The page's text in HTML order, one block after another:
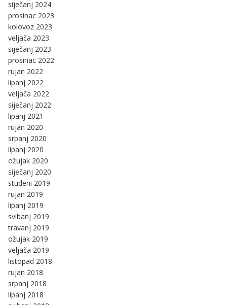
siječanj 2024
prosinac 2023
kolovoz 2023
veljača 2023
siječanj 2023
prosinac 2022
rujan 2022
lipanj 2022
veljača 2022
siječanj 2022
lipanj 2021
rujan 2020
srpanj 2020
lipanj 2020
ožujak 2020
siječanj 2020
studeni 2019
rujan 2019
lipanj 2019
svibanj 2019
travanj 2019
ožujak 2019
veljača 2019
listopad 2018
rujan 2018
srpanj 2018
lipanj 2018